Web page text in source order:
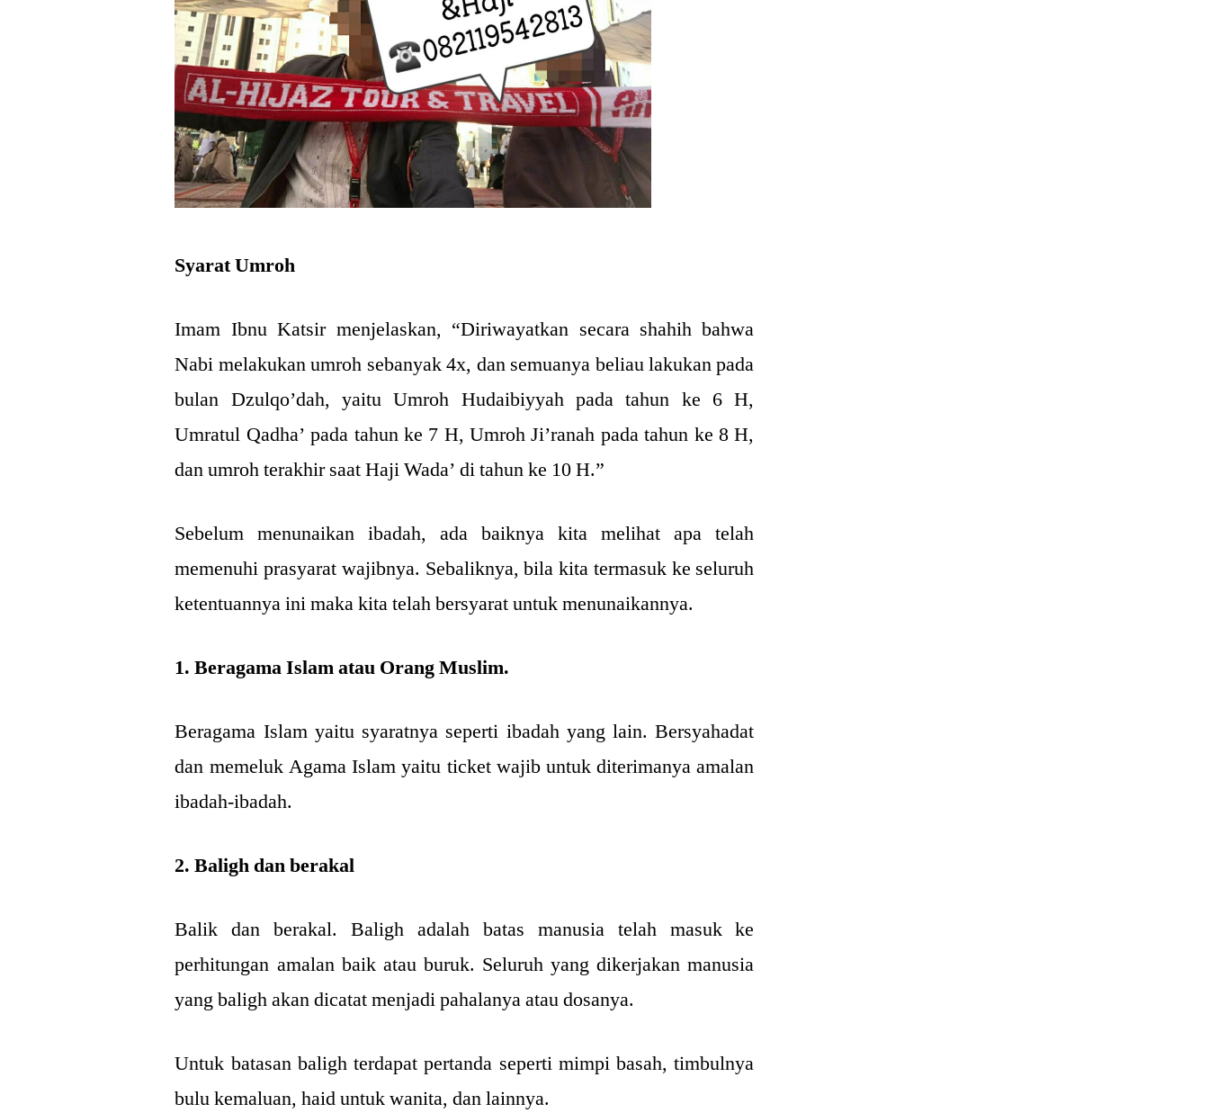
Syarat Umroh
Imam Ibnu Katsir menjelaskan, “Diriwayatkan secara shahih bahwa
Nabi melakukan umroh sebanyak 4x, dan semuanya beliau lakukan pada
bulan Dzulqo’dah, yaitu Umroh Hudaibiyyah pada tahun ke 6 H,
Umratul Qadha’ pada tahun ke 7 H, Umroh Ji’ranah pada tahun ke 8 H,
dan umroh terakhir saat Haji Wada’ di tahun ke 10 H.”
Sebelum menunaikan ibadah, ada baiknya kita melihat apa telah
memenuhi prasyarat wajibnya. Sebaliknya, bila kita termasuk ke seluruh
ketentuannya ini maka kita telah bersyarat untuk menunaikannya.
1. Beragama Islam atau Orang Muslim.
Beragama Islam yaitu syaratnya seperti ibadah yang lain. Bersyahadat
dan memeluk Agama Islam yaitu ticket wajib untuk diterimanya amalan
ibadah-ibadah.
2. Baligh dan berakal
Balik dan berakal. Baligh adalah batas manusia telah masuk ke
perhitungan amalan baik atau buruk. Seluruh yang dikerjakan manusia
yang baligh akan dicatat menjadi pahalanya atau dosanya.
Untuk batasan baligh terdapat pertanda seperti mimpi basah, timbulnya
bulu kemaluan, haid untuk wanita, dan lainnya.